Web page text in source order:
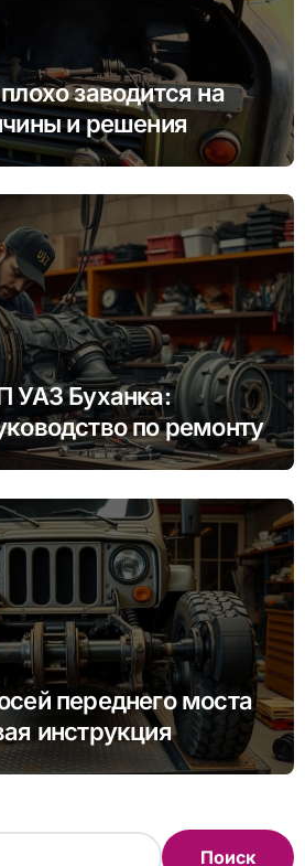
заводится на
и решения
УАЗ Буханка:
по ремонту
переднего моста
инструкция